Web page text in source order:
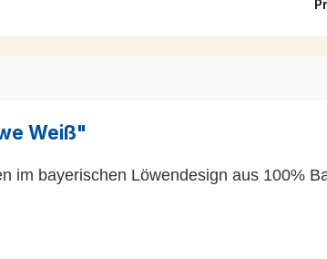
Weiß"
im bayerischen Löwendesign aus 100%